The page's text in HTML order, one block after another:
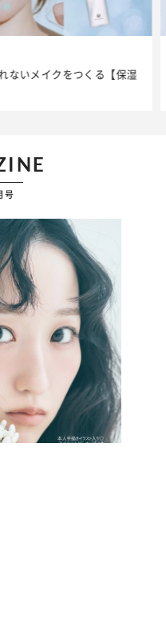
ないメイクをつくる【保湿
号